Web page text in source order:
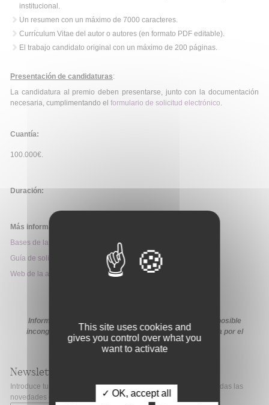
institucional.
Un resumen con un máximo de 7000 caracteres.
Currículum Vitae del autor o autores (en formato PDF editable).
El trabajo candidato original con un máximo de 200 páginas.
Presentación de candidaturas:
La candidatura al premio deben presentarse, junto con la documentación
necesaria, cumplimentando el formulario de solicitud electrónico.
Cuantía:
100.000€.
Duración:
Más información:
Bases de la convocatoria
Guía de solicitud
Web de la ayuda
Información extraída de la web de la ayuda. En caso de posible
incongruencia, prevalecerá la información proporcionada por el
organismo financiador en sus medios oficiales
Newsletter
Introduce tu correo electrónico si quieres mantenerte al día de todas las
novedades de Fibao.
This site uses cookies and
gives you control over what you
want to activate
✓ OK, accept all